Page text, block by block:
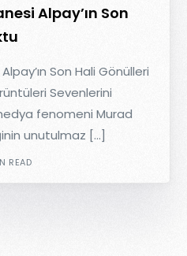
Alpay’ın Son
Son Hali Gönülleri
Sevenlerini
fenomeni Murad
unutulmaz […]
READ